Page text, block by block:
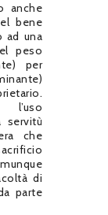
anche
bene
ad una
peso
per
l’uso
servitù
che
di
parte